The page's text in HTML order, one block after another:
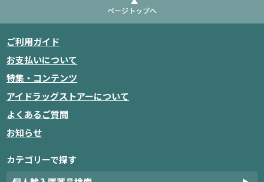
ページトップへ
ご利用ガイド
お支払いについて
特集・コンテンツ
アイドラッグストアーについて
よくあるご質問
お知らせ
カテゴリーで探す